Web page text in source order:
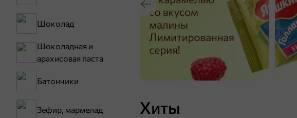
Шоколад
Шоколадная и
арахисовая паста
Батончики
Зефир, мармелад Хиты